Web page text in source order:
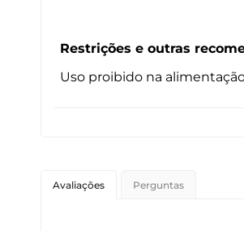
Restrições e outras
Uso proibido na
Avaliações Perguntas